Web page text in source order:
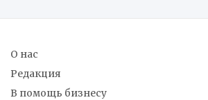
О нас
Редакция
В помощь бизнесу